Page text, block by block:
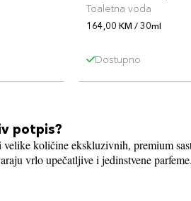
Toaletna voda
164,00 KM / 30ml
Dostupno
potpis?
količine ekskluzivnih, premium
vrlo upečatljive i jedinstvene parfeme.